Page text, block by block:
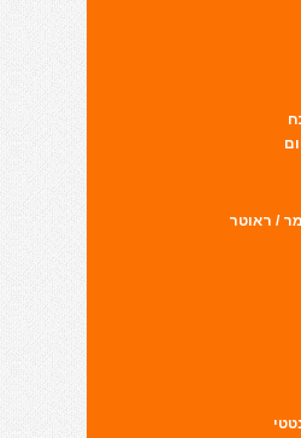
/ ראוטר